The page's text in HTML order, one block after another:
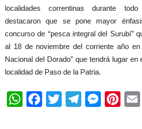
localidades correntinas durante
destacaron que se pone mayor
concurso de “pesca integral del Surubí”
al 18 de noviembre del corriente año
Nacional del Dorado” que tendrá lugar
localidad de Paso de la Patria.
WhatsApp
Facebook
TwitterTelegram